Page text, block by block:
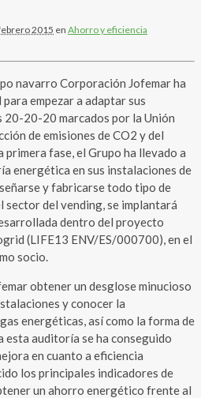
2015 en Ahorro y eficiencia
navarro Corporación Jofemar ha
empezar a adaptar sus
20-20 marcados por la Unión
de emisiones de CO2 y del
primera fase, el Grupo ha llevado a
energética en sus instalaciones de
y fabricarse todo tipo de
del vending, se implantará
dentro del proyecto
(LIFE13 ENV/ES/000700), en el
socio.
obtener un desglose minucioso
y conocer la
energéticas, así como la forma de
esta auditoría se ha conseguido
en cuanto a eficiencia
los principales indicadores de
un ahorro energético frente al